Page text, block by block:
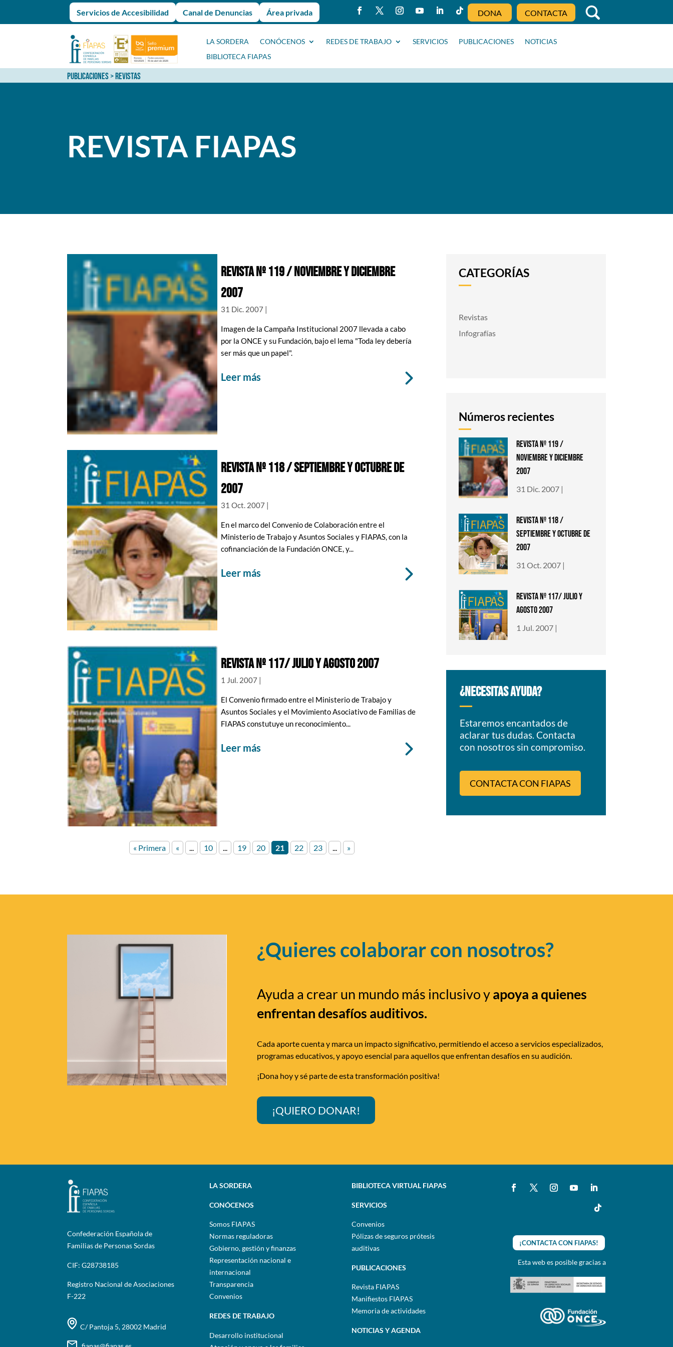
Servicios de Accesibilidad Canal de Denuncias Área privada DONA CONTACTA
LA SORDERA CONÓCENOS REDES DE TRABAJO SERVICIOS PUBLICACIONES
NOTICIAS
BIBLIOTECA FIAPAS
PUBLICACIONES> REVISTAS
REVISTA FIAPAS
Revista nº 119 / noviembre y diciembre
2007
31 Dic. 2007 |
Imagen de la Campaña Institucional 2007 llevada a cabo
por la ONCE y su Fundación, bajo el lema "Toda ley debería
ser más que un papel".
leer más
Revista nº 118 / septiembre y octubre de
2007
31 Oct. 2007 |
En el marco del Convenio de Colaboración entre el
Ministerio de Trabajo y Asuntos Sociales y FIAPAS, con la
cofinanciación de la Fundación ONCE, y...
leer más
Revista nº 117/ julio y agosto 2007
1 Jul. 2007 |
El Convenio firmado entre el Ministerio de Trabajo y
Asuntos Sociales y el Movimiento Asociativo de Familias de
FIAPAS constutuye un reconocimiento...
leer más
« Primera « ... 10 ... 19 20 21 22 23 ... »
CATEGORÍAS
Revistas
Infografías
Revista nº 119 /
noviembre y diciembre
2007
31 Dic. 2007 |
Revista nº 118 /
septiembre y octubre de
2007
31 Oct. 2007 |
Revista nº 117/ julio y
agosto 2007
1 Jul. 2007 |
Números recientes
¿NECESITAS AYUDA?
Estaremos encantados de
aclarar tus dudas. Contacta
con nosotros sin compromiso.
CONTACTA CON FIAPAS
¿Quieres colaborar con nosotros?
Ayuda a crear un mundo más inclusivo yapoya a quienes
enfrentan desafíos auditivos.
Cada aporte cuenta y marca un impacto significativo, permitiendo el acceso a servicios especializados,
programas educativos, y apoyo esencial para aquellos que enfrentan desafíos en su audición.
¡Dona hoy y sé parte de esta transformación positiva!
¡QUIERO DONAR!
Confederación Española de
Familias de Personas Sordas
CIF: G28738185
Registro Nacional de Asociaciones
F-222
C/ Pantoja 5, 28002 Madrid
LA SORDERA
CONÓCENOS
Somos FIAPAS
Normas reguladoras
Gobierno, gestión y finanzas
Representación nacional e
internacional
Transparencia
Convenios
REDES DE TRABAJO
Desarrollo institucional
BIBLIOTECA VIRTUAL FIAPAS
SERVICIOS
Convenios
Pólizas de seguros prótesis
auditivas
PUBLICACIONES
Revista FIAPAS
Manifiestos FIAPAS
Memoria de actividades
NOTICIAS Y AGENDA
¡CONTACTA CON FIAPAS!
Esta web es posible gracias a